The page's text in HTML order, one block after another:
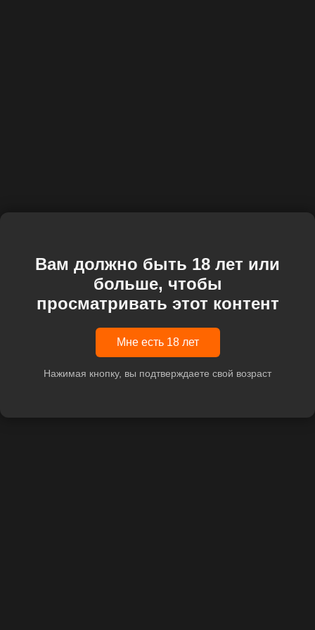
Вам должно быть 18 лет или
больше, чтобы
просматривать этот контент
Мне есть 18 лет
Нажимая кнопку, вы подтверждаете свой возраст